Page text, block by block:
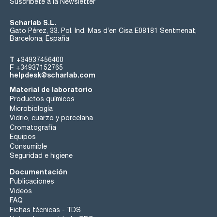
Scharlab S.L.
Gato Pérez, 33. Pol. Ind. Mas d’en Cisa E08181 Sentmenat,
Barcelona, España
T +34937456400
F +34937152765
helpdesk@scharlab.com
Material de laboratorio
Productos químicos
Microbiología
Vidrio, cuarzo y porcelana
Cromatografía
Equipos
Consumible
Seguridad e higiene
Documentación
Publicaciones
Videos
FAQ
Fichas técnicas - TDS